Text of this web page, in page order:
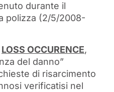
durante il
polizza (2/5/2008-
LOSS OCCURENCE,
del danno”
di risarcimento
verificatisi nel